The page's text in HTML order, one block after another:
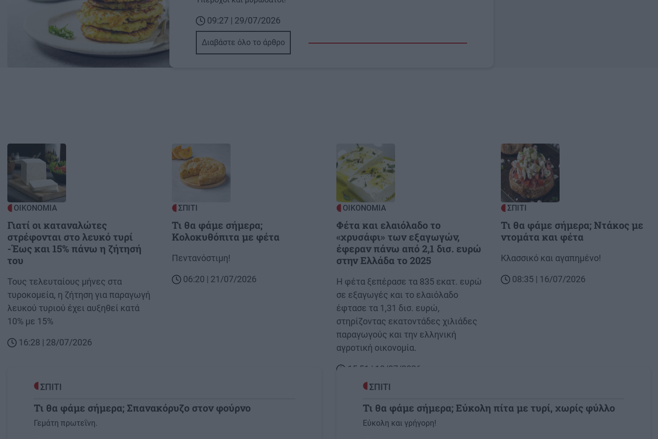
09:27 | 29/07/2026
Διαβάστε όλο το άρθρο
ΟΙΚΟΝΟΜΙΑ
Γιατί οι καταναλώτες
στρέφονται στο λευκό τυρί
-Έως και 15% πάνω η ζήτησή
του
Body
Τους τελευταίους μήνες στα
τυροκομεία, η ζήτηση για παραγωγή
λευκού τυριού έχει αυξηθεί κατά
10% με 15%
16:28 | 28/07/2026
Image
ΣΠΙΤΙ
Τι θα φάμε σήμερα;
Κολοκυθόπιτα με φέτα
Body
Πεντανόστιμη!
06:20 | 21/07/2026
Image
ΟΙΚΟΝΟΜΙΑ
Φέτα και ελαιόλαδο το
«χρυσάφι» των εξαγωγών,
έφεραν πάνω από 2,1 δισ. ευρώ
στην Ελλάδα το 2025
Body
Η φέτα ξεπέρασε τα 835 εκατ. ευρώ
σε εξαγωγές και το ελαιόλαδο
έφτασε τα 1,31 δισ. ευρώ,
στηρίζοντας εκατοντάδες χιλιάδες
παραγωγούς και την ελληνική
αγροτική οικονομία.
15:51 | 18/07/2026
Image
ΣΠΙΤΙ
Τι θα φάμε σήμερα; Ντάκος με
ντομάτα και φέτα
Body
Κλασσικό και αγαπημένο!
08:35 | 16/07/2026
ΣΠΙΤΙ
Τι θα φάμε σήμερα; Σπανακόρυζο στον φούρνο
Γεμάτη πρωτεΐνη.
ΣΠΙΤΙ
Τι θα φάμε σήμερα; Εύκολη πίτα με τυρί, χωρίς φύλλο
Εύκολη και γρήγορη!